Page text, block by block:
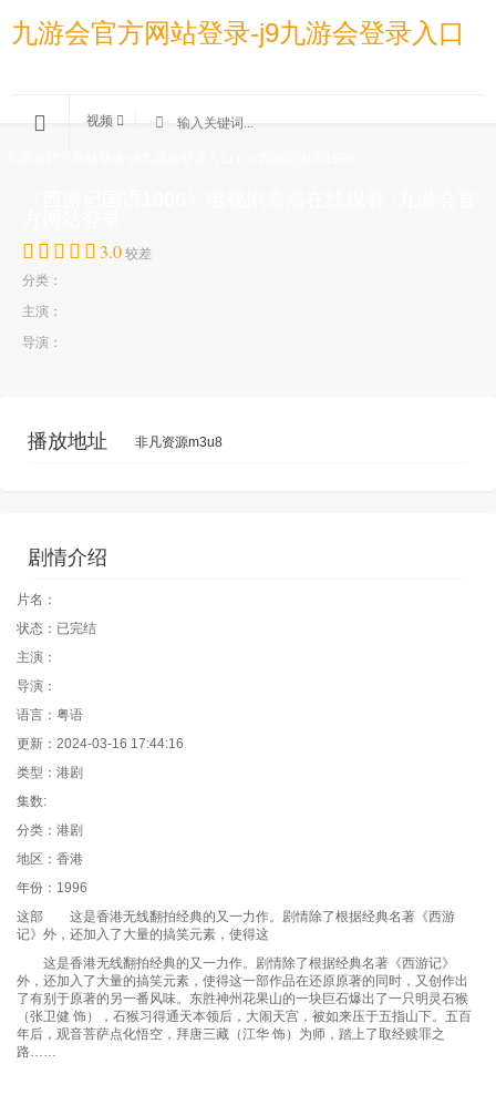
九游会官方网站登录-j9九游会登录入口
视频
3.0 较差
分类：
主演：
导演：
播放地址 非凡资源m3u8
剧情介绍
片名：
状态：已完结
主演：
导演：
语言：粤语
更新：2024-03-16 17:44:16
类型：港剧
集数:
分类：港剧
地区：香港
年份：1996
这部 这是香港无线翻拍经典的又一力作。剧情除了根据经典名著《西游
记》外，还加入了大量的搞笑元素，使得这
这是香港无线翻拍经典的又一力作。剧情除了根据经典名著《西游记》
外，还加入了大量的搞笑元素，使得这一部作品在还原原著的同时，又创作出
了有别于原著的另一番风味。东胜神州花果山的一块巨石爆出了一只明灵石猴
（张卫健 饰），石猴习得通天本领后，大闹天宫，被如来压于五指山下。五百
年后，观音菩萨点化悟空，拜唐三藏（江华 饰）为师，踏上了取经赎罪之
路……